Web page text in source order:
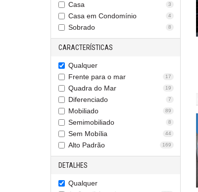
Casa 3
Casa em Condomínio 4
Sobrado 8
CARACTERÍSTICAS
Qualquer
Frente para o mar
17
Quadra do Mar 19
Diferenciado 7
Mobiliado 89
Semimobiliado 8
Sem Mobília 44
Alto Padrão 169
DETALHES
Qualquer